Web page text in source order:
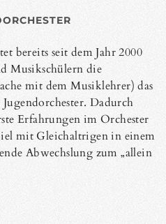
bereits seit dem Jahr 2000
Musikschülern die
mit dem Musiklehrer) das
Dadurch
Erfahrungen im Orchester
mit Gleichaltrigen in einem
Abwechslung zum „allein